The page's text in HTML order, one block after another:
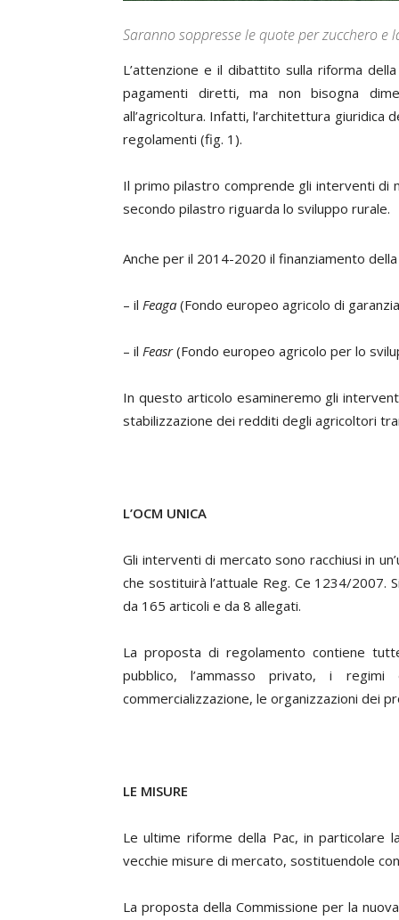
Saranno soppresse le quote per zucchero
L’attenzione e il dibattito sulla riforma
pagamenti diretti, ma non bisogna
all’agricoltura. Infatti, l’architettura giuridica
regolamenti (fig. 1).
Il primo pilastro comprende gli interventi di
secondo pilastro riguarda lo sviluppo rurale.
Anche per il 2014-2020 il finanziamento
– il Feaga (Fondo europeo agricolo di
– il Feasr(Fondo europeo agricolo per lo
In questo articolo esamineremo gli
stabilizzazione dei redditi degli agricoltori
L’OCM UNICA
Gli interventi di mercato sono racchiusi in
che sostituirà l’attuale Reg. Ce 1234/
da 165 articoli e da 8 allegati.
La proposta di regolamento contiene
pubblico, l’ammasso privato, i
commercializzazione, le organizzazioni dei
LE MISURE
Le ultime riforme della Pac, in particolare
vecchie misure di mercato, sostituendole
La proposta della Commissione per la